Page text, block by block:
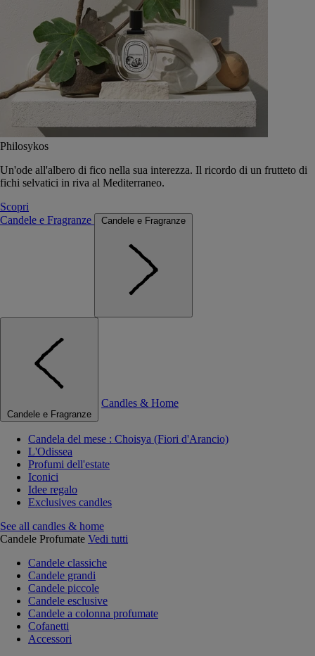
Philosykos
Un'ode all'albero di fico nella sua interezza. Il ricordo di un frutteto di
fichi selvatici in riva al Mediterraneo.
Scopri
Candele e Fragranze
Candele e Fragranze
Candele e Fragranze
Candles & Home
Candela del mese : Choisya (Fiori d'Arancio)
L'Odissea
Profumi dell'estate
Iconici
Idee regalo
Exclusives candles
See all candles & home
Candele Profumate Vedi tutti
Candele classiche
Candele grandi
Candele piccole
Candele esclusive
Candele a colonna profumate
Cofanetti
Accessori